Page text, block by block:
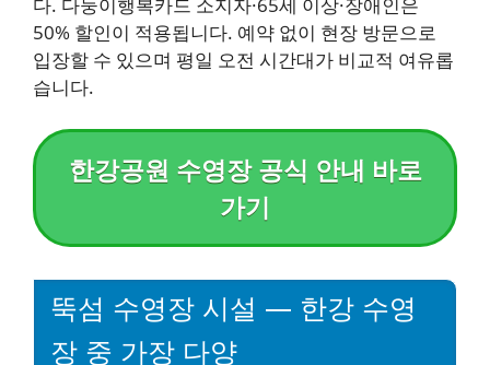
다. 다둥이행복카드 소지자·65세 이상·장애인은
50% 할인이 적용됩니다. 예약 없이 현장 방문으로
입장할 수 있으며 평일 오전 시간대가 비교적 여유롭
습니다.
한강공원 수영장 공식 안내 바로
가기
뚝섬 수영장 시설 — 한강 수영
장 중 가장 다양